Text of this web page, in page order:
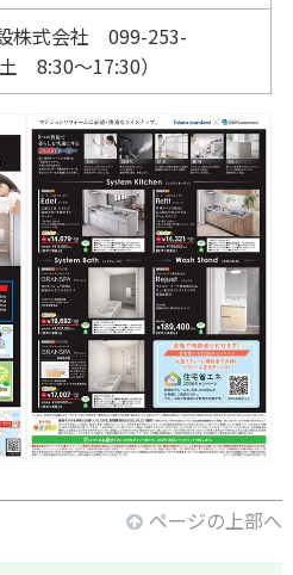
株式会社 099-253-
8:30～17:30）
ページの上部へ